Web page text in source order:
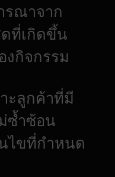
รณาจาก
ที่เกิดขึ้น
งกิจกรรม
ะลูกค้าที่มี
ซ้ำซ้อน
ไขที่กำหนด